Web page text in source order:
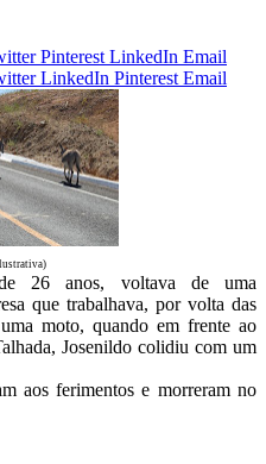
Pinterest LinkedIn Email
LinkedIn Pinterest Email
26 anos, voltava de uma
que trabalhava, por volta das
moto, quando em frente ao
Josenildo colidiu com um
aos ferimentos e morreram no